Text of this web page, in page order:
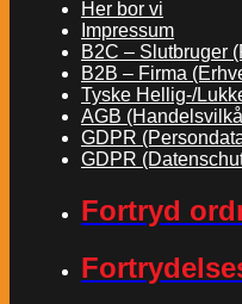
Her bor vi
Impressum
B2C – Slutbruger
B2B – Firma
Tyske Hellig-/
AGB
GDPR
GDPR
Fortryd